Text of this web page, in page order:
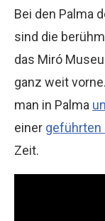
Bei den Palma
sind die
das Miró
ganz weit
man in Palma
einer geführten
Zeit.